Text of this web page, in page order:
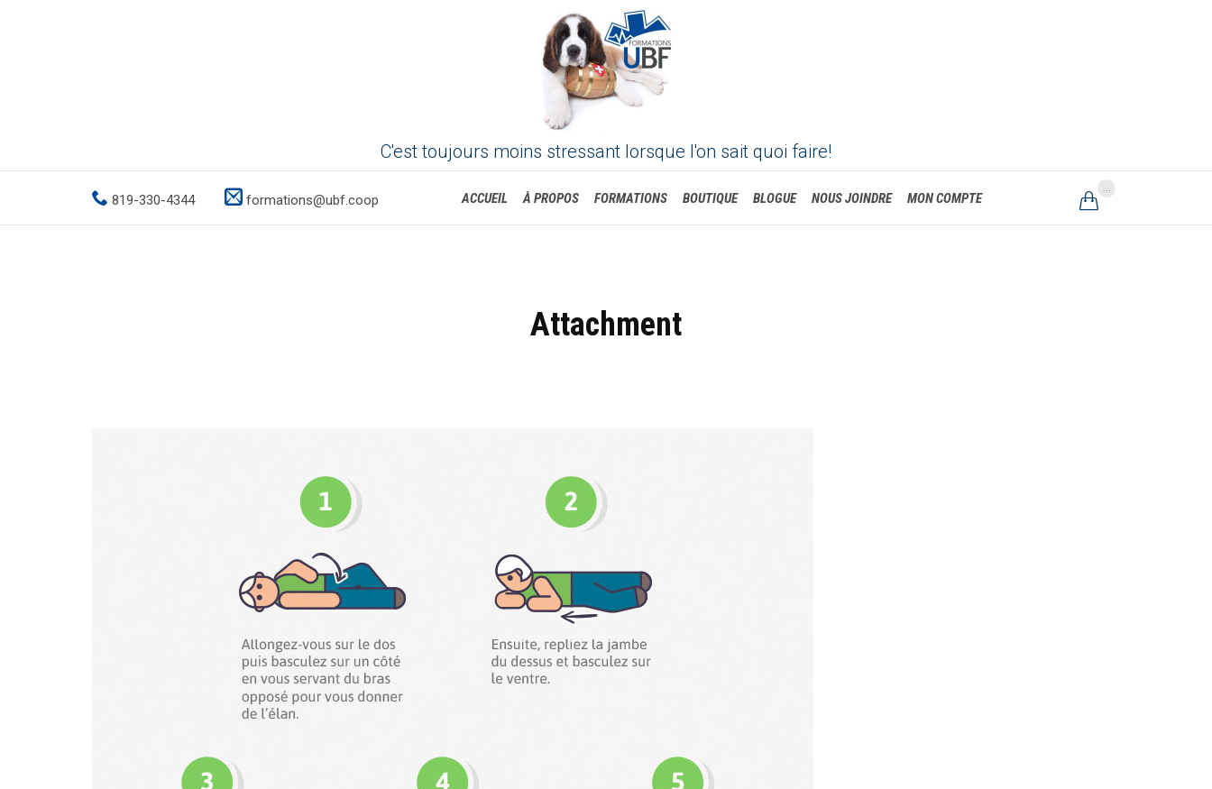
C'est toujours moins stressant lorsque l'on sait quoi faire!
 819-330-4344  formations@ubf.coop
to
ACCUEIL À PROPOS FORMATIONS BOUTIQUE BLOGUE NOUS JOINDRE MON COMPTE 
Attachment